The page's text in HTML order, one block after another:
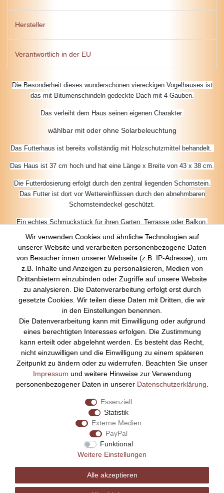
Hersteller
Verantwortlich in der EU
Die Besonderheit dieses wunderschönen viereckigen Vogelhauses ist
das mit Bitumenschindeln gedeckte Dach mit 4 Gauben.
Das verleiht dem Haus seinen eigenen Charakter.
wählbar mit oder ohne Solarbeleuchtung
Das Futterhaus ist bereits vollständig mit Holzschutzmittel behandelt.
Das Haus ist 37 cm hoch und hat eine Länge x Breite von 43 x 38 cm.
Die Futterdosierung erfolgt durch den zentral liegenden Schornstein.
Das Futter ist dort vor Wettereinflüssen durch den abnehmbaren
Schornsteindeckel geschützt.
Ein echtes Schmuckstück für ihren Garten, Terrasse oder Balkon.
Über Uns
Startseite
Versandkosten
Zahlungsarten
Kontakt
Rechtliches
Impressum
AGB
Datenschutz
Widerrufsrecht
Vertrag widerrufen
Bezahlen Sie bequem per
Wir verwenden Cookies und ähnliche Technologien auf
unserer Website und verarbeiten personenbezogene Daten
von Besucher:innen unserer Webseite (z.B. IP-Adresse), um
z.B. Inhalte und Anzeigen zu personalisieren, Medien von
Drittanbietern einzubinden oder Zugriffe auf unsere Website
zu analysieren. Die Datenverarbeitung erfolgt erst durch
gesetzte Cookies. Wir teilen diese Daten mit Dritten, die wir
in den Einstellungen benennen.
Die Datenverarbeitung kann mit Einwilligung oder aufgrund
eines berechtigten Interesses erfolgen. Die Zustimmung
kann erteilt oder abgelehnt werden. Es besteht das Recht,
nicht einzuwilligen und die Einwilligung zu einem späteren
Zeitpunkt zu ändern oder zu widerrufen. Beachten Sie unser
Impressum und weitere Hinweise zur Verwendung
personenbezogener Daten in unserer Daten­schutz­erklärung
Essenziell
Statistik
Externe Medien
PayPal
Funktional
Weitere Einstellungen
Alle akzeptieren